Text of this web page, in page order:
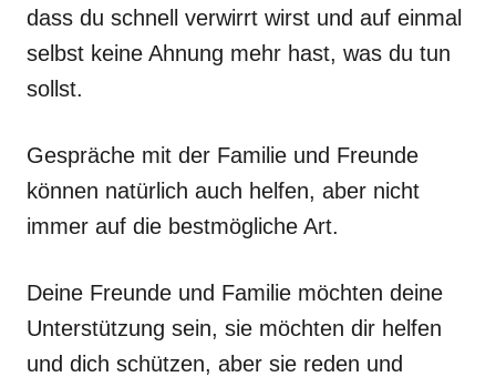
dass du schnell verwirrt wirst und auf einmal
selbst keine Ahnung mehr hast, was du tun
sollst.
Gespräche mit der Familie und Freunde
können natürlich auch helfen, aber nicht
immer auf die bestmögliche Art.
Deine Freunde und Familie möchten deine
Unterstützung sein, sie möchten dir helfen
und dich schützen, aber sie reden und